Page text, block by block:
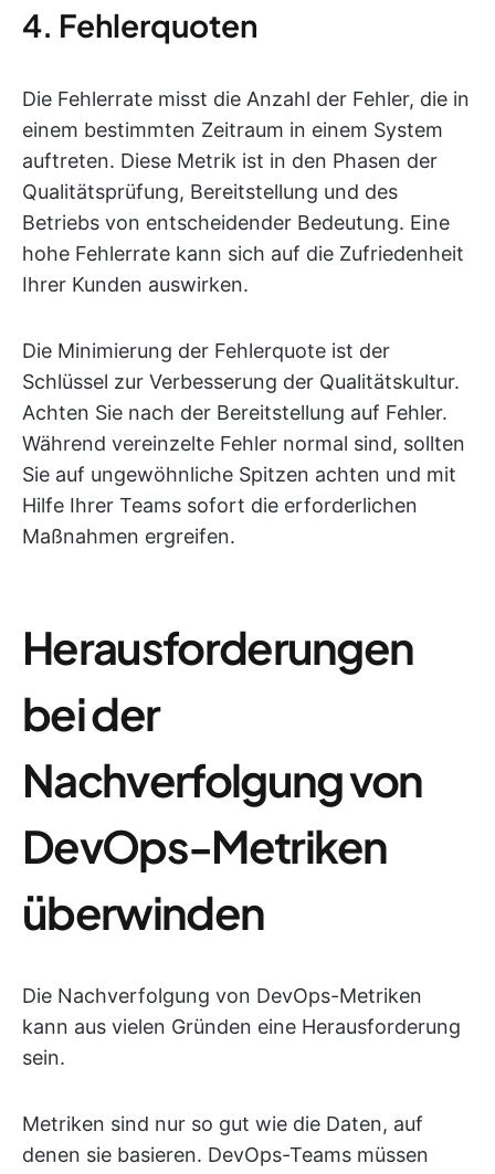
4. Fehlerquoten
Die Fehlerrate misst die Anzahl der Fehler, die in
einem bestimmten Zeitraum in einem System
auftreten. Diese Metrik ist in den Phasen der
Qualitätsprüfung, Bereitstellung und des
Betriebs von entscheidender Bedeutung. Eine
hohe Fehlerrate kann sich auf die Zufriedenheit
Ihrer Kunden auswirken.
Die Minimierung der Fehlerquote ist der
Schlüssel zur Verbesserung der Qualitätskultur.
Achten Sie nach der Bereitstellung auf Fehler.
Während vereinzelte Fehler normal sind, sollten
Sie auf ungewöhnliche Spitzen achten und mit
Hilfe Ihrer Teams sofort die erforderlichen
Maßnahmen ergreifen.
Herausforderungen
bei der
Nachverfolgung von
DevOps-Metriken
überwinden
Die Nachverfolgung von DevOps-Metriken
kann aus vielen Gründen eine Herausforderung
sein.
Metriken sind nur so gut wie die Daten, auf
denen sie basieren. DevOps-Teams müssen